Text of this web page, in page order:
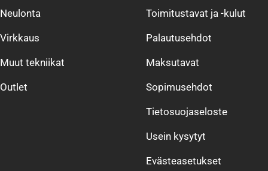
Neulonta
Virkkaus
Muut tekniikat
Outlet
Toimitustavat ja -kulut
Palautusehdot
Maksutavat
Sopimusehdot
Tietosuojaseloste
Usein kysytyt
Evästeasetukset